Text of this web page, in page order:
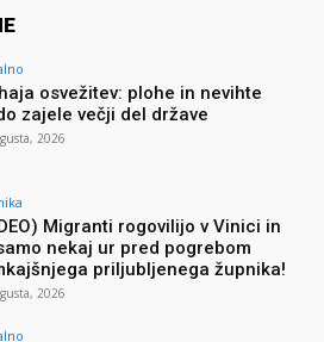
osvežitev: plohe in nevihte
zajele večji del države
2026
Migranti rogovilijo v Vinici in
nekaj ur pred pogrebom
priljubljenega župnika!
2026